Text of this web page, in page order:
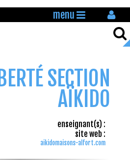
menu
SECTION
AÏKIDO
enseignant(s) :
site web :
aikidomaisons-alfort.com